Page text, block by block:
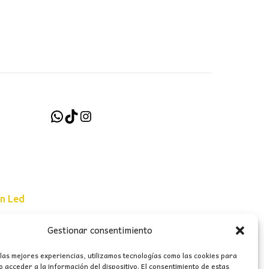
Gestionar consentimiento
mejores experiencias, utilizamos tecnologías como las cookies para
acceder a la información del dispositivo. El consentimiento de estas
Led
WhatsApp
TikTokInstagram